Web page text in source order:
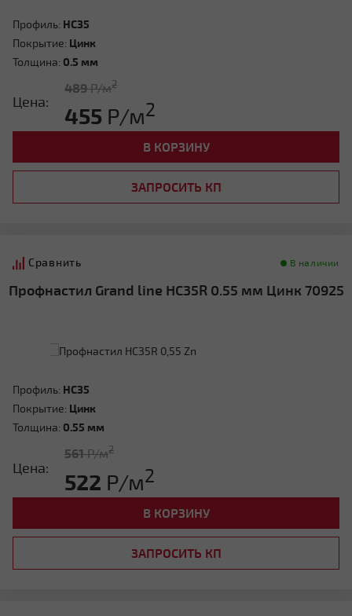
Профиль: HC35
Покрытие: Цинк
Толщина: 0.5 мм
Цена:
489Р/м2
455 Р/м2
В КОРЗИНУ
ЗАПРОСИТЬ КП
Сравнить В наличии
Профнастил Grand line HC35R 0.55 мм Цинк 70925
Профиль: HC35
Покрытие: Цинк
Толщина: 0.55 мм
Цена:
561Р/м2
522 Р/м2
В КОРЗИНУ
ЗАПРОСИТЬ КП